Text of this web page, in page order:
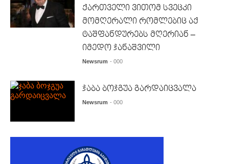
ქართველი ვითომ სვეცკი
მომღერალი რომლებიც აქ
ტაშფანდურებს მღერიან –
იმედო ჯანაშვილი
Newsrum - 000
ჯაბა ბოჯგუა გარდაიცვალა
Newsrum - 000